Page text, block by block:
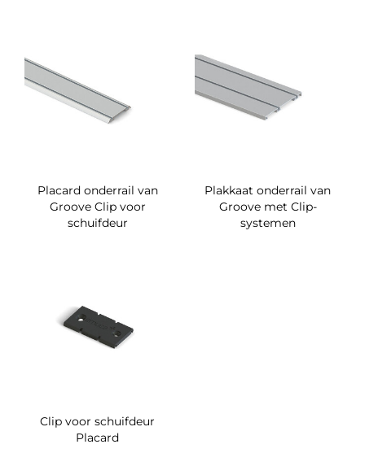
Placard onderrail van
Groove Clip voor
schuifdeur
Plakkaat onderrail van
Groove met Clip-
systemen
Clip voor schuifdeur
Placard